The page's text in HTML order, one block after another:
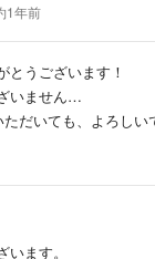
けておりますが、
の関係で郵便局の営
がございます。
ますが、休みは固定
ざいます。
交渉して、こちらが
しゃいます。本当に
1年前
とうございます！
いません…
だいても、よろしい
ます。